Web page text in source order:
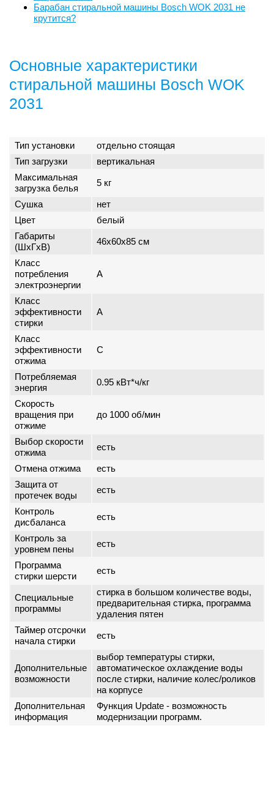
Барабан стиральной машины Bosch WOK 2031 не
крутится?
Основные характеристики
стиральной машины Bosch WOK
2031
Тип установки
отдельно стоящая
Тип загрузки
вертикальная
Максимальная
загрузка белья
5 кг
Сушка
нет
Цвет
белый
Габариты
(ШxГxВ)
46x60x85 см
Класс
потребления
электроэнергии
A
Класс
эффективности
стирки
A
Класс
эффективности
отжима
C
Потребляемая
энергия
0.95 кВт*ч/кг
Скорость
вращения при
отжиме
до 1000 об/мин
Выбор скорости
отжима
есть
Отмена отжима
есть
Защита от
протечек воды
есть
Контроль
дисбаланса
есть
Контроль за
уровнем пены
есть
Программа
стирки шерсти
есть
Специальные
программы
стирка в большом количестве воды,
предварительная стирка, программа
удаления пятен
Таймер отсрочки
начала стирки
есть
Дополнительные
возможности
выбор температуры стирки,
автоматическое охлаждение воды
после стирки, наличие колес/роликов
на корпусе
Дополнительная
информация
Функция Update - возможность
модернизации программ.